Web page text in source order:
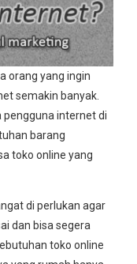
orang yang ingin
semakin banyak.
internet di
barang
toko online yang
di perlukan agar
dan bisa segera
toko online